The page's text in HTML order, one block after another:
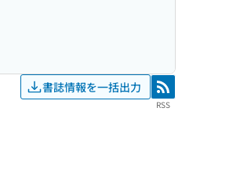
書誌情報を一括出力 RSS
RSS